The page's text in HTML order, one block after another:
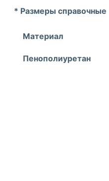
* Размеры справочные
Материал
Пенополиуретан